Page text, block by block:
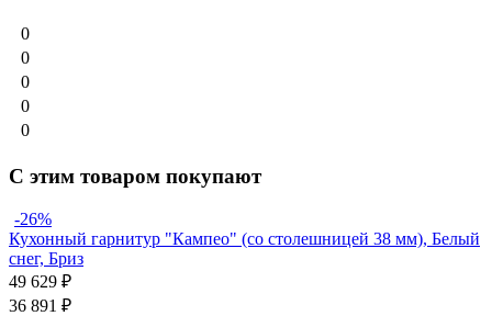
0
0
0
0
0
С этим товаром покупают
-26%
Кухонный гарнитур "Кампео" (со столешницей 38 мм), Белый
снег, Бриз
49 629 ₽
36 891 ₽